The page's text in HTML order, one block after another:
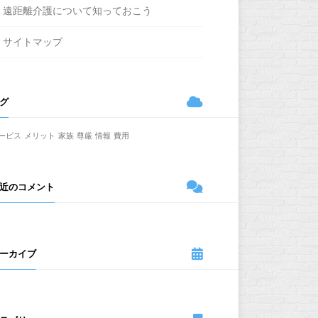
遠距離介護について知っておこう
サイトマップ
ビス メリット 家族 尊厳 情報 費用
のコメント
カイブ